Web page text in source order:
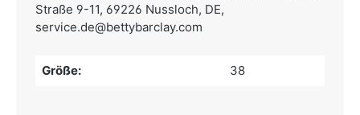
Straße 9-11, 69226 Nussloch, DE,
service.de@bettybarclay.com
Größe: 38